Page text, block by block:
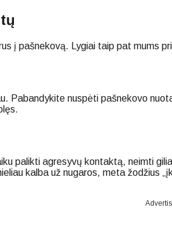
į pašnekovą. Lygiai taip pat mums
Pabandykite nuspėti pašnekovo
palikti agresyvų kontaktą, neimti
kalba už nugaros, meta žodžius